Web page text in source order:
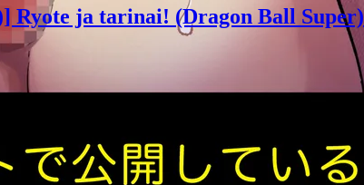
Ryote ja tarinai! (Dragon Ball Super)